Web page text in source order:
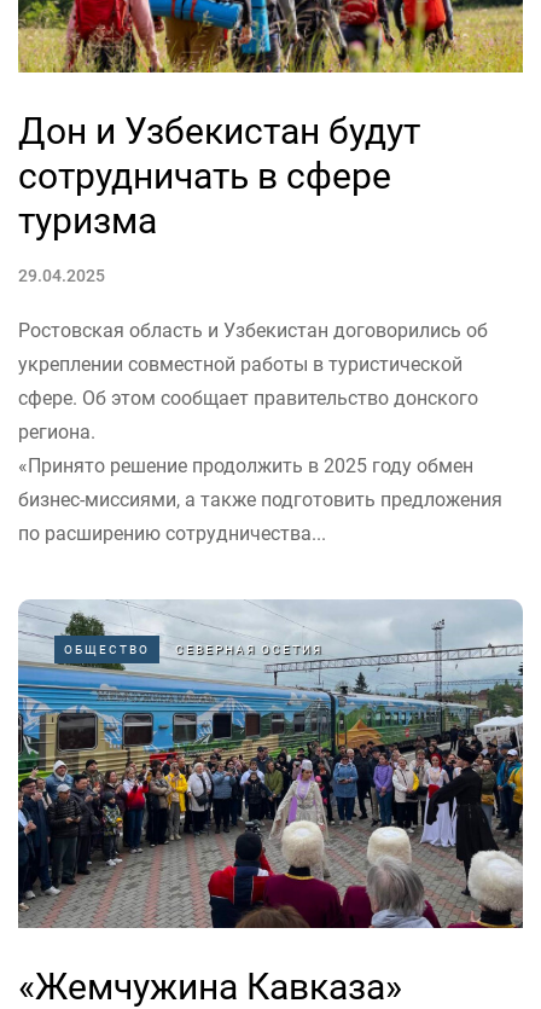
Дон и Узбекистан будут
сотрудничать в сфере
туризма
29.04.2025
Ростовская область и Узбекистан договорились об
укреплении совместной работы в туристической
сфере. Об этом сообщает правительство донского
региона.
«Принято решение продолжить в 2025 году обмен
бизнес-миссиями, а также подготовить предложения
по расширению сотрудничества...
ОБЩЕСТВО СЕВЕРНАЯ ОСЕТИЯ
«Жемчужина Кавказа»